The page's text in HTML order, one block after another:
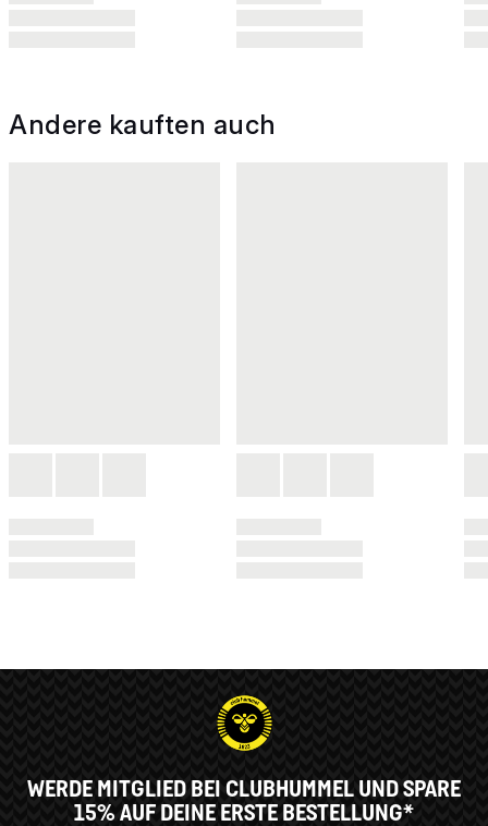
Andere kauften auch
WERDE MITGLIED BEI CLUBHUMMEL UND SPARE
15% AUF DEINE ERSTE BESTELLUNG*